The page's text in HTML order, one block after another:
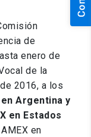
de
enero de
de la
2016, a los
Argentina y
en Estados
en